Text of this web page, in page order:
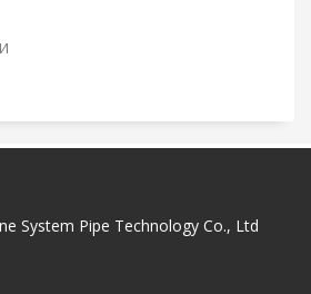
System Pipe Technology Co., Ltd